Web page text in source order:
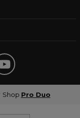
Shop Pro Duo